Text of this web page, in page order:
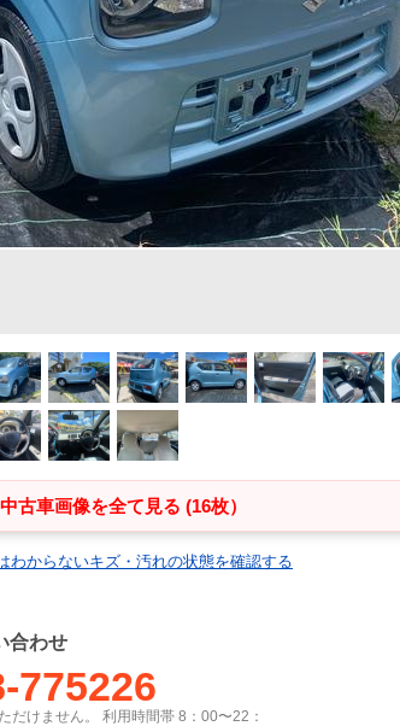
中古車画像を全て見る (16枚）
わからないキズ・汚れの状態を確認する
合わせ
775226
けません。 利用時間帯 8：00〜22：